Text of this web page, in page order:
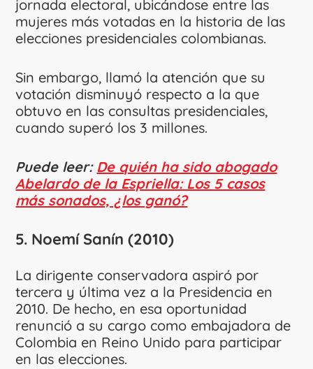
jornada electoral, ubicándose entre las
mujeres más votadas en la historia de las
elecciones presidenciales colombianas.
Sin embargo, llamó la atención que su
votación disminuyó respecto a la que
obtuvo en las consultas presidenciales,
cuando superó los 3 millones.
Puede leer: De quién ha sido abogado
Abelardo de la Espriella: Los 5 casos
más sonados, ¿los ganó?
5. Noemí Sanín (2010)
La dirigente conservadora aspiró por
tercera y última vez a la Presidencia en
2010. De hecho, en esa oportunidad
renunció a su cargo como embajadora de
Colombia en Reino Unido para participar
en las elecciones.